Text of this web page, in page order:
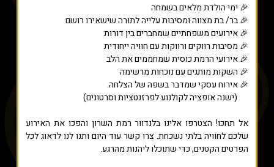
🎉 ימי הולדת מלאים בשמחה
🎉 בר/ בת מצווה ומסיבות עלייה לתורה שישאירו רושם
🎉 אירועים משפחתיים שמחברים בין דורות
🎉 מסיבות רווקים ורווקות עם חוויה ייחודית
🎉 אירועי הרמת כוסית שמחממים את הלב
🎉 השקות מותגים עם נוכחות מרשימה
🎉 אירוח עסקי שמדבר בשפה של הצלחה.
(ישנה אופציה לקולנוע לפרזנטציות וסרטונים)
אל תחכו! הצטרפו אלינו בלנדוור רמת השרון והפכו את האירוע
שלכם לחוויה בלתי נשכחת. צרו קשר עוד היום ותנו לנו לדאוג לכל
הפרטים הקטנים, כדי שתוכלו ליהנות מהרגע.